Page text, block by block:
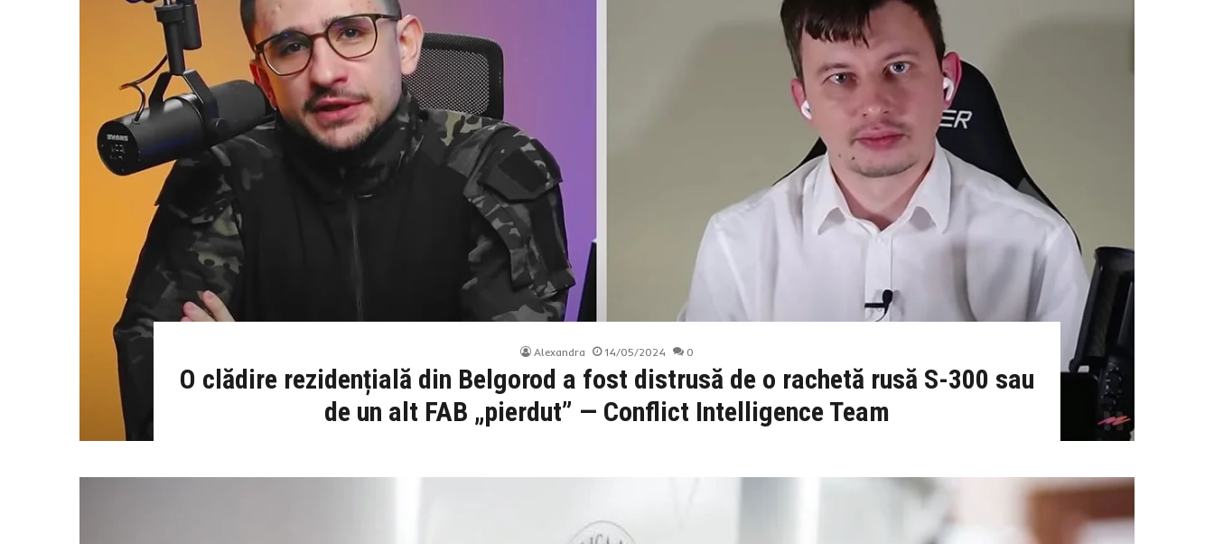
Alexandra 14/05/2024 0
O clădire rezidențială din Belgorod a fost distrusă de o rachetă rusă S-300 sau
de un alt FAB „pierdut” — Conflict Intelligence Team